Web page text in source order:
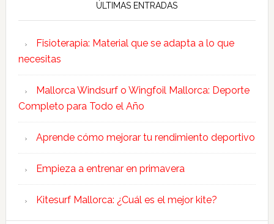
ÚLTIMAS ENTRADAS
Fisioterapia: Material que se adapta a lo que
necesitas
Mallorca Windsurf o Wingfoil Mallorca: Deporte
Completo para Todo el Año
Aprende cómo mejorar tu rendimiento deportivo
Empieza a entrenar en primavera
Kitesurf Mallorca: ¿Cuál es el mejor kite?